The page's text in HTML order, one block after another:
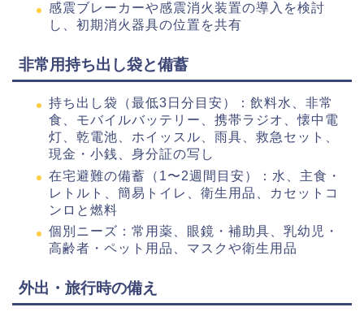
感震ブレーカーや感震消火装置の導入を検討
し、初期消火器具の位置を共有
非常用持ち出し袋と備蓄
持ち出し袋（最低3日分目安）：飲料水、非常
食、モバイルバッテリー、携帯ラジオ、懐中電
灯、乾電池、ホイッスル、雨具、救急セット、
現金・小銭、身分証の写し
在宅避難の備蓄（1〜2週間目安）：水、主食・
レトルト、簡易トイレ、衛生用品、カセットコ
ンロと燃料
個別ニーズ：常用薬、眼鏡・補助具、乳幼児・
高齢者・ペット用品、マスクや衛生用品
外出・旅行時の備え